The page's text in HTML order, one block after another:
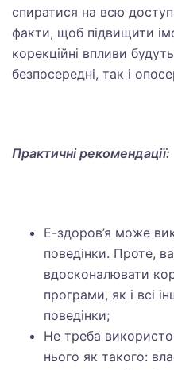
спиратися на всю
факти, щоб підвищити
корекційні впливи
безпосередні, так і
Практичні рекомендації:
Е-здоров’я може
поведінки. Проте,
вдосконалювати
програми, як і всі
поведінки;
Не треба
нього як такого: